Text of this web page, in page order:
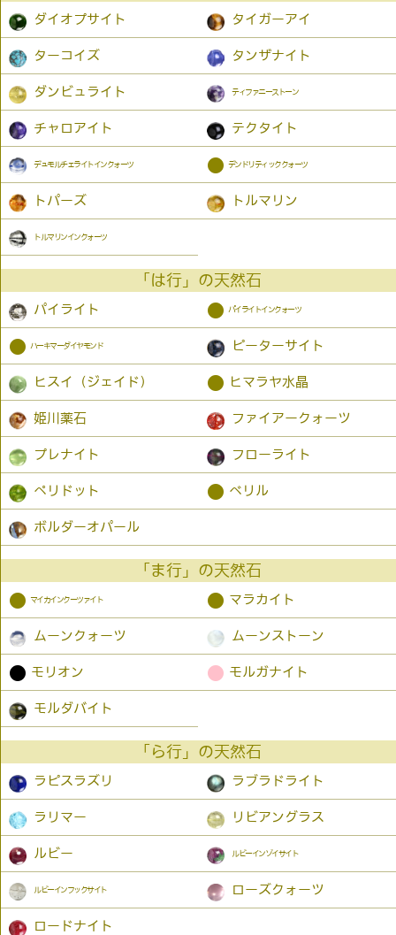
ダイオプサイト タイガーアイ
ターコイズ タンザナイト
ダンビュライト ティファニーストーン
チャロアイト テクタイト
デュモルチェライトインクォーツ ● デンドリティッククォーツ
トパーズ トルマリン
トルマリンインクォーツ
「は行」の天然石
パイライト ● パイライトインクォーツ
● ハーキマーダイヤモンド ピーターサイト
ヒスイ（ジェイド） ● ヒマラヤ水晶
姫川薬石 ファイアークォーツ
プレナイト フローライト
ペリドット ● ベリル
ボルダーオパール
「ま行」の天然石
● マイカインクーツァイト ● マラカイト
ムーンクォーツ ムーンストーン
● モリオン ● モルガナイト
モルダバイト
「ら行」の天然石
ラピスラズリ ラブラドライト
ラリマー リビアングラス
ルビー ルビーインゾイサイト
ルビーインフックサイト ローズクォーツ
ロードナイト